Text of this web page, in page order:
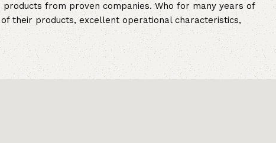
from proven companies. Who for many years of
their products, excellent operational characteristics,